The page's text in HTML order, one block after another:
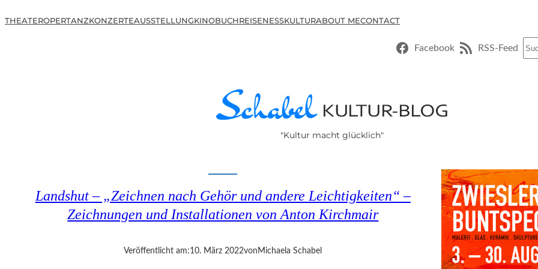
THEATEROPERTANZKONZERTEAUSSTELLUNGKINOBUCHREISENESSKULTURABOUT MECONTACT
Facebook RSS-Feed
"Kultur macht glücklich"
Landshut – „Zeichnen nach Gehör und andere Leichtigkeiten“ –
Zeichnungen und Installationen von Anton Kirchmair
Veröffentlicht am:10. März 2022von Michaela Schabel